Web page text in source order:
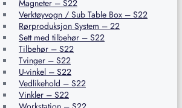
Magneter – S22
Verktøyvogn / Sub Table Box – S22
Rørproduksjon System – 22
Sett med tilbehør – S22
Tilbehør – S22
Tvinger – S22
U-vinkel – S22
Vedlikehold – S22
Vinkler – S22